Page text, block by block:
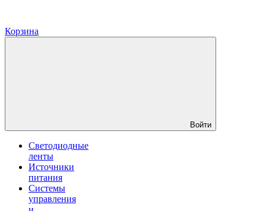
Корзина
Войти
Светодиодные
ленты
Источники
питания
Системы
управления